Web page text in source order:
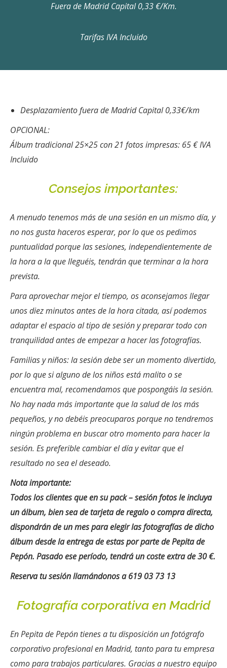
Fuera de Madrid Capital 0,33 €/Km.
Tarifas IVA Incluido
Desplazamiento fuera de Madrid Capital 0,33€/km
OPCIONAL:
Álbum tradicional 25×25 con 21 fotos impresas: 65 € IVA
Incluido
Consejos importantes:
A menudo tenemos más de una sesión en un mismo día, y
no nos gusta haceros esperar, por lo que os pedimos
puntualidad porque las sesiones, independientemente de
la hora a la que lleguéis, tendrán que terminar a la hora
prevista.
Para aprovechar mejor el tiempo, os aconsejamos llegar
unos diez minutos antes de la hora citada, así podemos
adaptar el espacio al tipo de sesión y preparar todo con
tranquilidad antes de empezar a hacer las fotografías.
Familias y niños: la sesión debe ser un momento divertido,
por lo que si alguno de los niños está malito o se
encuentra mal, recomendamos que pospongáis la sesión.
No hay nada más importante que la salud de los más
pequeños, y no debéis preocuparos porque no tendremos
ningún problema en buscar otro momento para hacer la
sesión. Es preferible cambiar el día y evitar que el
resultado no sea el deseado.
Nota importante:
Todos los clientes que en su pack – sesión fotos le incluya
un álbum, bien sea de tarjeta de regalo o compra directa,
dispondrán de un mes para elegir las fotografías de dicho
álbum desde la entrega de estas por parte de Pepita de
Pepón. Pasado ese período, tendrá un coste extra de 30 €.
Reserva tu sesión llamándonos a 619 03 73 13
Fotografía corporativa en Madrid
En Pepita de Pepón tienes a tu disposición un fotógrafo
corporativo profesional en Madrid, tanto para tu empresa
como para trabajos particulares. Gracias a nuestro equipo